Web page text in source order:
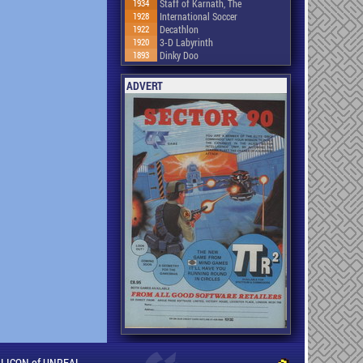
1934 Staff of Karnath, The
1928 International Soccer
1922 Decathlon
1920 3-D Labyrinth
1893 Dinky Doo
ADVERT